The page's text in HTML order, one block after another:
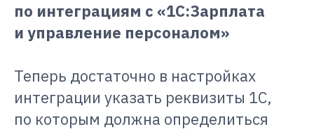
по интеграциям с «1С:Зарплата
и управление персоналом»
Теперь достаточно в настройках
интеграции указать реквизиты 1С,
по которым должна определиться